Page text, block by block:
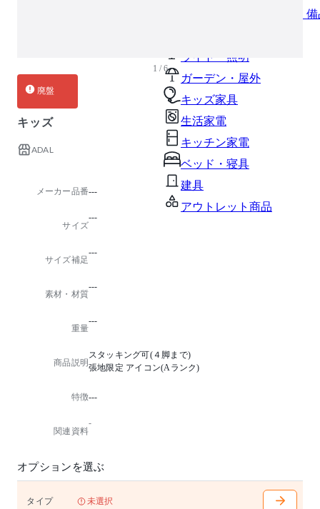
オフィスアクセサリー・
ライト・照明
ガーデン・屋外
キッズ家具
生活家電
キッチン家電
ベッド・寝具
建具
アウトレット商品
1 / 6
廃盤
キッズ
ADAL
メーカー品番---
サイズ
---
サイズ補足
---
素材・材質
---
重量
---
商品説明
スタッキング可(４脚まで)
張地限定 アイコン(Aランク)
特徴---
関連資料
-
オプションを選ぶ
タイプ 未選択